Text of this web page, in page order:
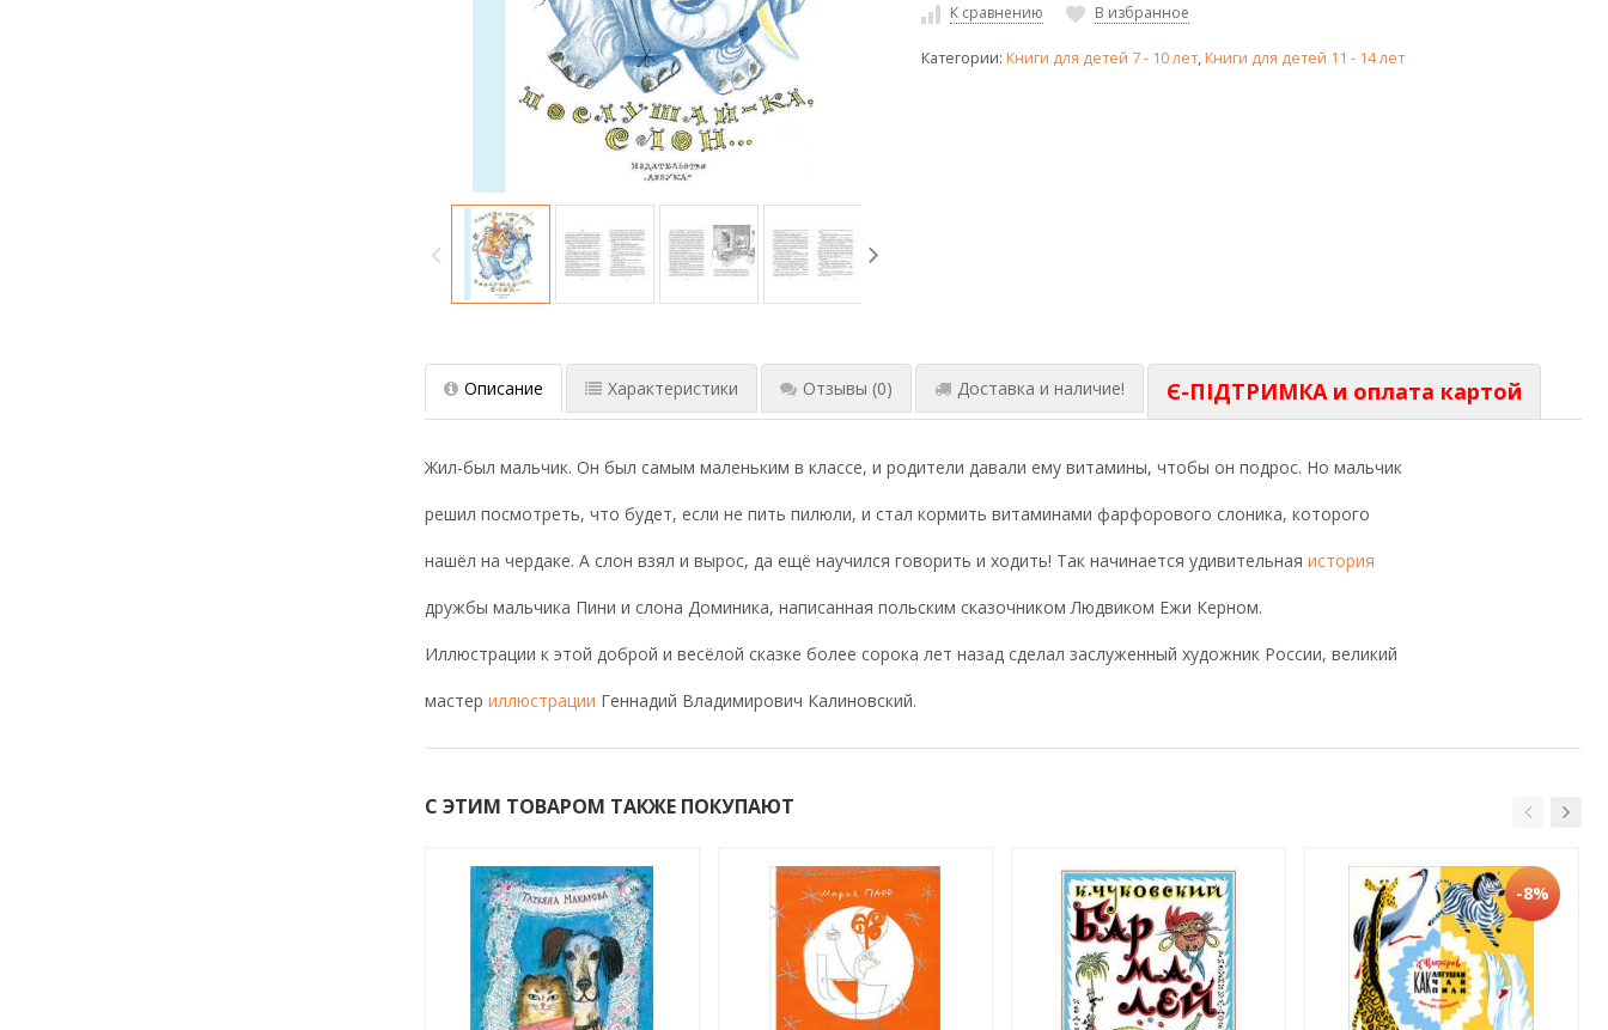
К сравнению В избранное
Категории:Книги для детей 7 - 10 лет,Книги для детей 11 - 14 лет
Описание Характеристики Отзывы (0) Доставка и наличие! Є-ПІДТРИМКА и оплата картой
Жил-был мальчик. Он был самым маленьким в классе, и родители давали ему витамины, чтобы он подрос. Но мальчик
решил посмотреть, что будет, если не пить пилюли, и стал кормить витаминами фарфорового слоника, которого
нашёл на чердаке. А слон взял и вырос, да ещё научился говорить и ходить! Так начинается удивительная история
дружбы мальчика Пини и слона Доминика, написанная польским сказочником Людвиком Ежи Керном.
Иллюстрации к этой доброй и весёлой сказке более сорока лет назад сделал заслуженный художник России, великий
мастер иллюстрации Геннадий Владимирович Калиновский.
С ЭТИМ ТОВАРОМ ТАКЖЕ ПОКУПАЮТ
-8%